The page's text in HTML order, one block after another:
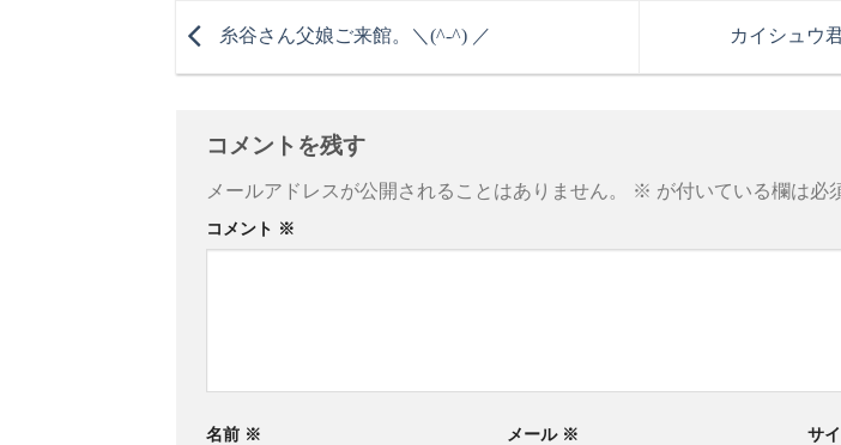
糸谷さん父娘ご来館。＼(^-^) ／ カイシュウ
コメントを残す
メールアドレスが公開されることはありません。 ※ が付いている欄は必
コメント ※
名前 ※ メール ※ サ